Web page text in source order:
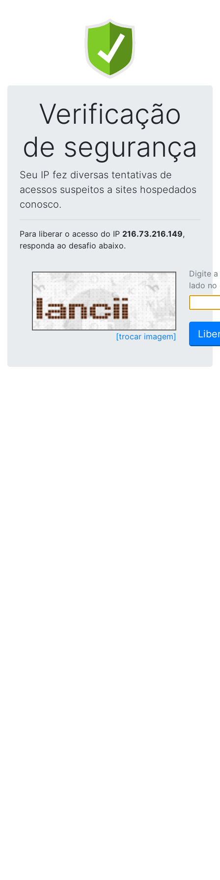
Verificação
de segurança
Seu IP fez diversas tentativas de
acessos suspeitos a sites hospedados
conosco.
Para liberar o acesso do IP 216.73.216.149,
responda ao desafio abaixo.
[trocar imagem]
Digite
lado no